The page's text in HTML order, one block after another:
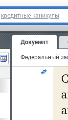
кредитные каникулы
Документ